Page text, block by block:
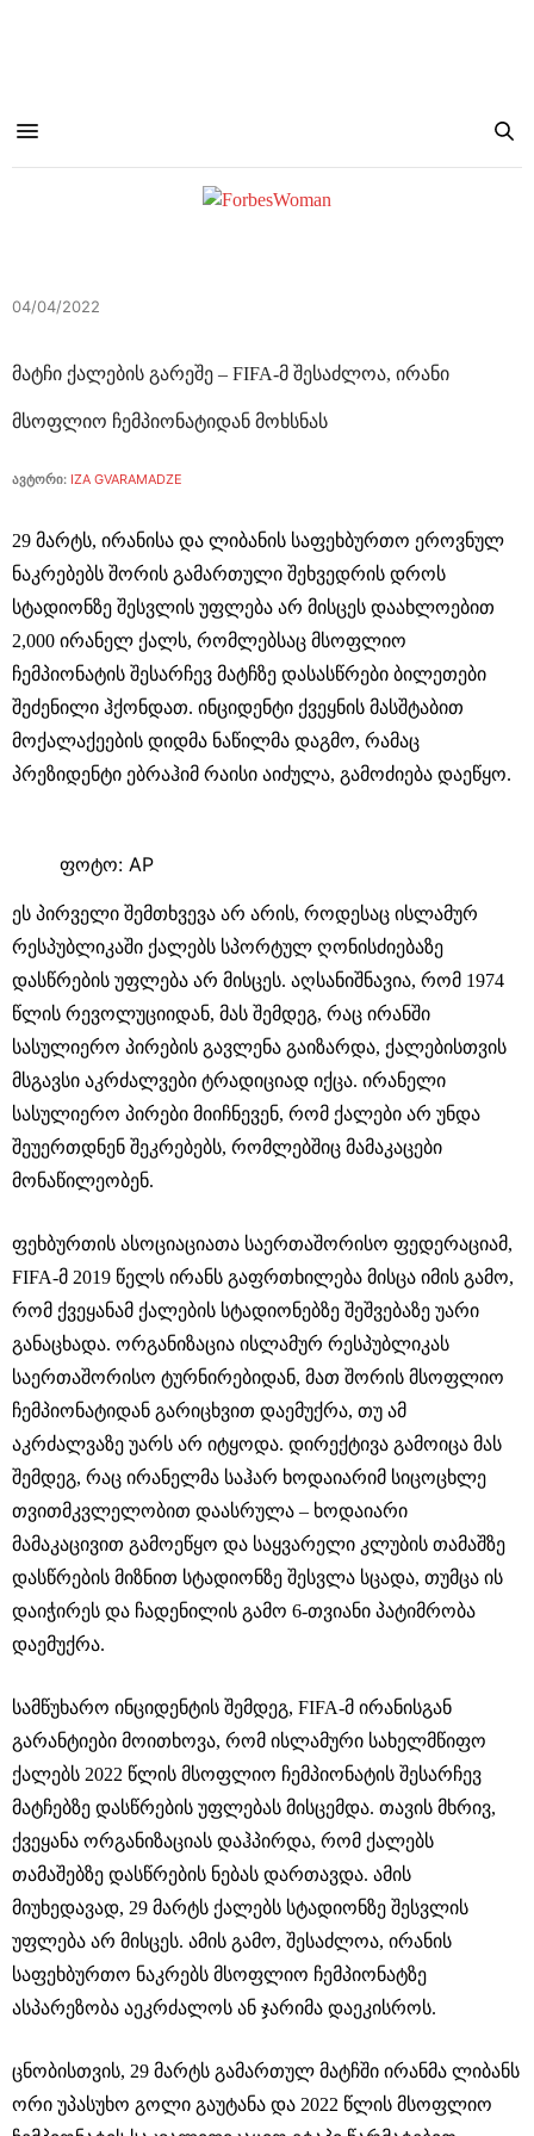
04/04/2022
მატჩი ქალების გარეშე – FIFA-მ შესაძლოა, ირანი
მსოფლიო ჩემპიონატიდან მოხსნას
ავტორი: IZA GVARAMADZE
29 მარტს, ირანისა და ლიბანის საფეხბურთო ეროვნულ
ნაკრებებს შორის გამართული შეხვედრის დროს
სტადიონზე შესვლის უფლება არ მისცეს დაახლოებით
2,000 ირანელ ქალს, რომლებსაც მსოფლიო
ჩემპიონატის შესარჩევ მატჩზე დასასწრები ბილეთები
შეძენილი ჰქონდათ. ინციდენტი ქვეყნის მასშტაბით
მოქალაქეების დიდმა ნაწილმა დაგმო, რამაც
პრეზიდენტი ებრაჰიმ რაისი აიძულა, გამოძიება დაეწყო.
ფოტო: AP
ეს პირველი შემთხვევა არ არის, როდესაც ისლამურ
რესპუბლიკაში ქალებს სპორტულ ღონისძიებაზე
დასწრების უფლება არ მისცეს. აღსანიშნავია, რომ 1974
წლის რევოლუციიდან, მას შემდეგ, რაც ირანში
სასულიერო პირების გავლენა გაიზარდა, ქალებისთვის
მსგავსი აკრძალვები ტრადიციად იქცა. ირანელი
სასულიერო პირები მიიჩნევენ, რომ ქალები არ უნდა
შეუერთდნენ შეკრებებს, რომლებშიც მამაკაცები
მონაწილეობენ.
ფეხბურთის ასოციაციათა საერთაშორისო ფედერაციამ,
FIFA-მ 2019 წელს ირანს გაფრთხილება მისცა იმის გამო,
რომ ქვეყანამ ქალების სტადიონებზე შეშვებაზე უარი
განაცხადა. ორგანიზაცია ისლამურ რესპუბლიკას
საერთაშორისო ტურნირებიდან, მათ შორის მსოფლიო
ჩემპიონატიდან გარიცხვით დაემუქრა, თუ ამ
აკრძალვაზე უარს არ იტყოდა. დირექტივა გამოიცა მას
შემდეგ, რაც ირანელმა საჰარ ხოდაიარიმ სიცოცხლე
თვითმკვლელობით დაასრულა – ხოდაიარი
მამაკაცივით გამოეწყო და საყვარელი კლუბის თამაშზე
დასწრების მიზნით სტადიონზე შესვლა სცადა, თუმცა ის
დაიჭირეს და ჩადენილის გამო 6-თვიანი პატიმრობა
დაემუქრა.
სამწუხარო ინციდენტის შემდეგ, FIFA-მ ირანისგან
გარანტიები მოითხოვა, რომ ისლამური სახელმწიფო
ქალებს 2022 წლის მსოფლიო ჩემპიონატის შესარჩევ
მატჩებზე დასწრების უფლებას მისცემდა. თავის მხრივ,
ქვეყანა ორგანიზაციას დაჰპირდა, რომ ქალებს
თამაშებზე დასწრების ნებას დართავდა. ამის
მიუხედავად, 29 მარტს ქალებს სტადიონზე შესვლის
უფლება არ მისცეს. ამის გამო, შესაძლოა, ირანის
საფეხბურთო ნაკრებს მსოფლიო ჩემპიონატზე
ასპარეზობა აეკრძალოს ან ჯარიმა დაეკისროს.
ცნობისთვის, 29 მარტს გამართულ მატჩში ირანმა ლიბანს
ორი უპასუხო გოლი გაუტანა და 2022 წლის მსოფლიო